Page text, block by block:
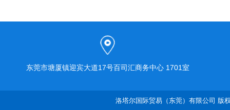
东莞市塘厦镇迎宾大道17号百司汇商务中心 1701室
洛塔尔国际贸易（东莞）有限公司 版